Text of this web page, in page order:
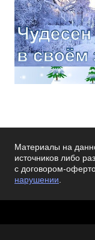
Материалы на
источников либо
с договором-
нарушении.